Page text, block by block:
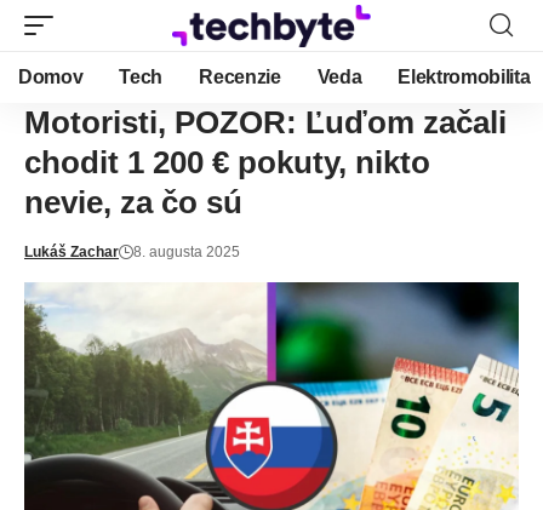
Domov Tech Recenzie Veda Elektromobilita
Motoristi, POZOR: Ľuďom začali
chodit 1 200 € pokuty, nikto
nevie, za čo sú
Lukáš Zachar 8. augusta 2025